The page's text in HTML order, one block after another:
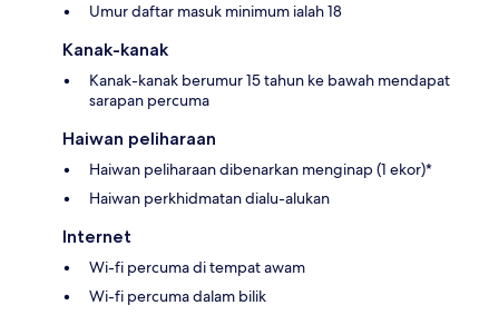
Umur daftar masuk minimum ialah 18
Kanak-kanak
Kanak-kanak berumur 15 tahun ke bawah mendapat
sarapan percuma
Haiwan peliharaan
Haiwan peliharaan dibenarkan menginap (1 ekor)*
Haiwan perkhidmatan dialu-alukan
Internet
Wi-fi percuma di tempat awam
Wi-fi percuma dalam bilik